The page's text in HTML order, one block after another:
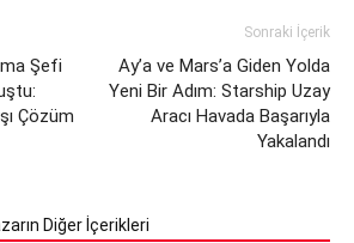
Şefi
Çözüm
Sonraki İçerik
Ay’a ve Mars’a Giden Yolda
Yeni Bir Adım: Starship Uzay
Aracı Havada Başarıyla
Yakalandı
Diğer İçerikleri